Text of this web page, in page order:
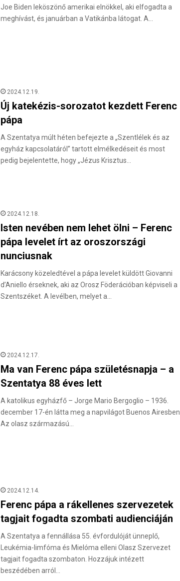
Joe Biden leköszönő amerikai elnökkel, aki elfogadta a
meghívást, és januárban a Vatikánba látogat. A…
2024.12.19.
Új katekézis-sorozatot kezdett Ferenc
pápa
A Szentatya múlt héten befejezte a „Szentlélek és az
egyház kapcsolatáról” tartott elmélkedéseit és most
pedig bejelentette, hogy „Jézus Krisztus…
2024.12.18.
Isten nevében nem lehet ölni – Ferenc
pápa levelet írt az oroszországi
nunciusnak
Karácsony közeledtével a pápa levelet küldött Giovanni
d’Aniello érseknek, aki az Orosz Föderációban képviseli a
Szentszéket. A levélben, melyet a…
2024.12.17.
Ma van Ferenc pápa születésnapja – a
Szentatya 88 éves lett
A katolikus egyházfő – Jorge Mario Bergoglio – 1936.
december 17-én látta meg a napvilágot Buenos Airesben.
Az olasz származású…
2024.12.14.
Ferenc pápa a rákellenes szervezetek
tagjait fogadta szombati audienciáján
A Szentatya a fennállása 55. évfordulóját ünneplő,
Leukémia-limfóma és Mielóma elleni Olasz Szervezet
tagjait fogadta szombaton. Hozzájuk intézett
beszédében arról…